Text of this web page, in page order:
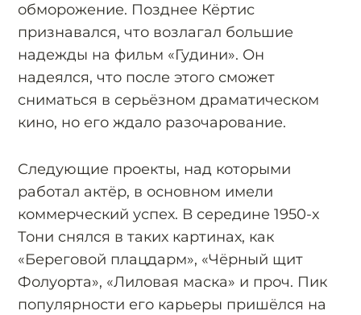
обморожение. Позднее Кёртис
признавался, что возлагал большие
надежды на фильм «Гудини». Он
надеялся, что после этого сможет
сниматься в серьёзном драматическом
кино, но его ждало разочарование.
Следующие проекты, над которыми
работал актёр, в основном имели
коммерческий успех. В середине 1950-х
Тони снялся в таких картинах, как
«Береговой плацдарм», «Чёрный щит
Фолуорта», «Лиловая маска» и проч. Пик
популярности его карьеры пришёлся на